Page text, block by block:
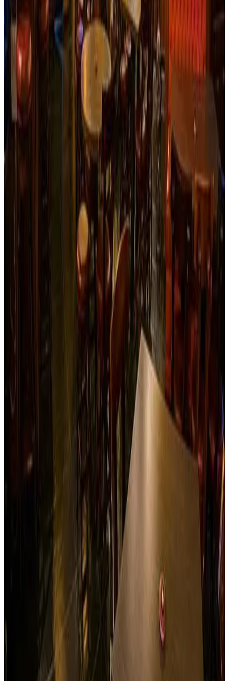
La Casa Vieja Restaurant
Almuerza como en casa… Cuando estés en Juntas por el
Cañón del Combeima, busca La Casa Vieja Restaurant,
disfrutarás de exquisitos platos en medio del bello paisaje
del cañón, lugar agradable, colonial y acogedor, la calidez
de la atención de sus propietarios y el acompañamiento de
música típica colombiana, te harán sentir realmente en casa;
y si te animas a pasar una noche con este bello paisaje… no
te pierdas de conocer sus cabañas de alojamiento.
Si en Alemania la cerveza es un símbolo nacional, en
Ibagué es toda una pasión gracias a London House…pub
inspirado en la cultura inglesa, con un estilo único en la
ciudad. Tiene para ti exclusivas cervezas importadas y
nacionales, exquisita comida, una envidiable gama de
bebidas y la mejor música de Rock y Pop que te harán
pasar grandes momentos de Rock Star junto a tús amigos y